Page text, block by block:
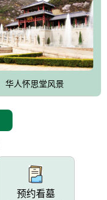
华人怀思堂风景
预约看墓